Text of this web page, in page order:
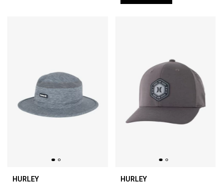
HURLEY
HURLEY